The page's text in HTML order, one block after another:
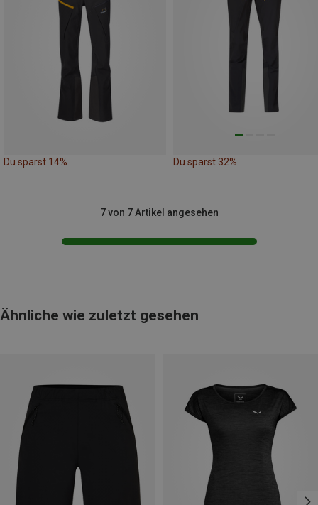
Du sparst 14% Du sparst 32%
7 von 7 Artikel angesehen
Ähnliche wie zuletzt gesehen